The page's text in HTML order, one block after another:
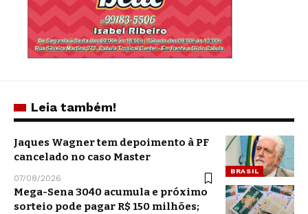
Leia também!
BRASIL
Jaques Wagner tem depoimento à PF
cancelado no caso Master
07/08/2026
Mega-Sena 3040 acumula e próximo
sorteio pode pagar R$ 150 milhões;